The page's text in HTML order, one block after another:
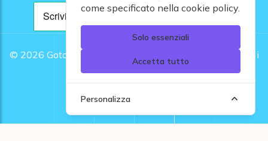
© 2026 Gotomare srl - Partita IVA 12948810960 .
Tutti i
diritti riservati.
come specificato nella cookie policy.
Solo essenziali
Accetta tutto
Personalizza